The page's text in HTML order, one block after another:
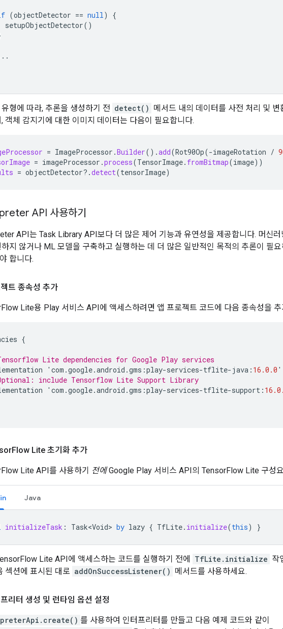
(objectDetector == null)
{
setupObjectDetector()
형에 따라, 추론을 생성하기 전 detect() 메서드 내의 데이터를 사전 처리 및 변
객체 감지기에 대한 이미지 데이터는 다음이 필요합니다.
= ImageProcessor .Builder().add(Rot90Op(-imageRotation /
= imageProcessor .process(TensorImage. fromBitmap(image))
= objectDetector?.detect(tensorImage)
API 사용하기
API는 Task Library API보다 더 많은 제어 기능과 유연성을 제공합니다. 머신러
하지 않거나 ML 모델을 구축하고 실행하는 데 더 많은 일반적인 목적의 추론이 필
합니다.
트 종속성 추가
Lite용 Play 서비스 API에 액세스하려면 앱 프로젝트 코드에 다음 종속성을 추
{
Lite dependencies for Google Play services
' com .google.android .gms :play-services-tflite- java : 16.0.0 '
include Tensorflow Lite Support Library
' com .google.android .gms :play-services-tflite-support :
Flow Lite 초기화 추가
Lite API를 사용하기 전에Google Play 서비스 API의 TensorFlow Lite 구성
Java
initializeTask : Task<Void> by lazy { TfLite. initialize(this) }
Lite API에 액세스하는 코드를 실행하기 전에 TfLite.initialize 작
섹션에 표시된 대로 addOnSuccessListener() 메서드를 사용하세요.
리터 생성 및 런타임 옵션 설정
를 사용하여 인터프리터를 만들고 다음 예제 코드와 같이